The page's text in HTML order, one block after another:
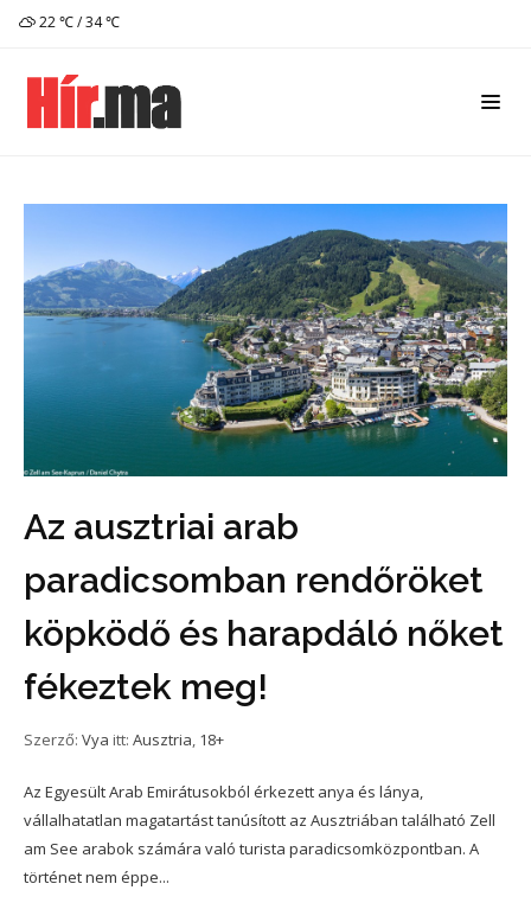
22 ℃ / 34 ℃
Az ausztriai arab
paradicsomban rendőröket
köpködő és harapdáló nőket
fékeztek meg!
Szerző: Vya itt: Ausztria 18+
Az Egyesült Arab Emirátusokból érkezett anya és lánya,
vállalhatatlan magatartást tanúsított az Ausztriában található Zell
am See arabok számára való turista paradicsomközpontban. A
történet nem éppe...